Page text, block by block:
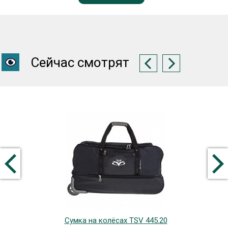
Сейчас смотрят
Сумка на колёсах TSV 445.20